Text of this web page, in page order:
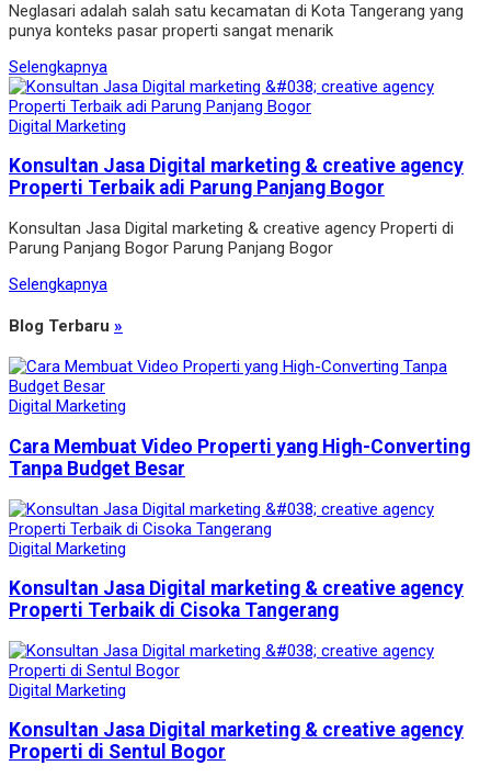
Neglasari adalah salah satu kecamatan di Kota Tangerang yang
punya konteks pasar properti sangat menarik
Selengkapnya
Digital Marketing
Konsultan Jasa Digital marketing & creative agency
Properti Terbaik adi Parung Panjang Bogor
Konsultan Jasa Digital marketing & creative agency Properti di
Parung Panjang Bogor Parung Panjang Bogor
Selengkapnya
Blog Terbaru »
Digital Marketing
Cara Membuat Video Properti yang High-Converting
Tanpa Budget Besar
Digital Marketing
Konsultan Jasa Digital marketing & creative agency
Properti Terbaik di Cisoka Tangerang
Digital Marketing
Konsultan Jasa Digital marketing & creative agency
Properti di Sentul Bogor